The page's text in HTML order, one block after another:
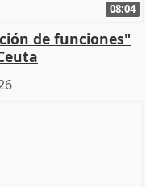
08:04
de funciones"